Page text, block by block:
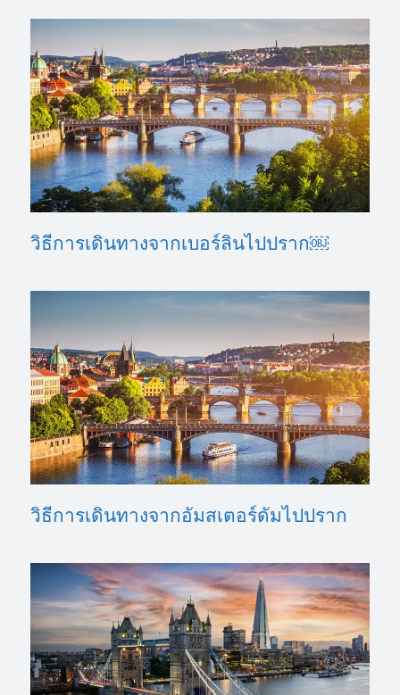
วิธีการเดินทางจากเบอร์ลินไปปราก￼
วิธีการเดินทางจากอัมสเตอร์ดัมไปปราก